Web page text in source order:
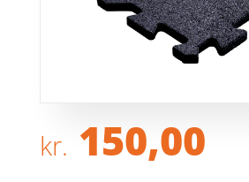
kr. 150,00